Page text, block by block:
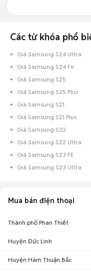
Các từ khóa phổ
Giá Samsung S24 Ultra
Giá Samsung S24 Fe
Giá Samsung S25
Giá Samsung S25 Plus
Giá Samsung S21
Giá Samsung S21 Plus
Giá Samsung S22
Giá Samsung S22 Ultra
Giá Samsung S23 FE
Giá Samsung S23 Ultra
Mua bán điện thoại
Thành phố Phan Thiết
Huyện Đức Linh
Huyện Hàm Thuận Bắc